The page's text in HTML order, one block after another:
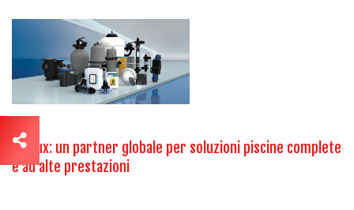
Emaux: un partner globale per soluzioni piscine complete
e ad alte prestazioni